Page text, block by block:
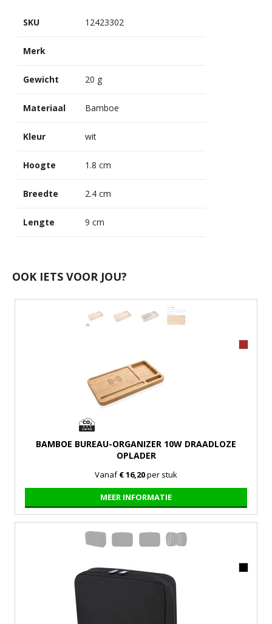
SKU 12423302
Merk
Gewicht 20 g
Materiaal Bamboe
Kleur wit
Hoogte 1.8 cm
Breedte 2.4 cm
Lengte 9 cm
OOK IETS VOOR JOU?
BAMBOE BUREAU-ORGANIZER 10W DRAADLOZE
OPLADER
Vanaf€ 16,20per stuk
MEER INFORMATIE